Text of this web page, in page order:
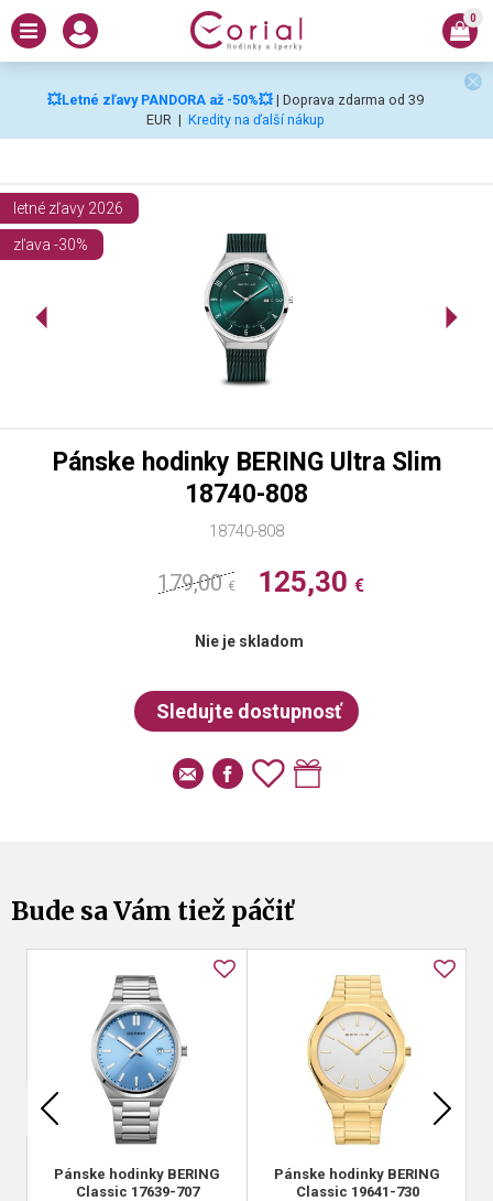
💥Letné zľavy PANDORA až -50%💥 | Doprava zdarma od 39
EUR | Kredity na ďalší nákup
0
letné zľavy 2026
zľava -30%
18740-808
Pánske hodinky BERING Ultra Slim
18740-808
179,00€ 125,30 €
Nie je skladom
Bude sa Vám tiež páčiť
Pánske hodinky BERING
Classic 17639-707
Pánske hodinky BERING
Classic 19641-730